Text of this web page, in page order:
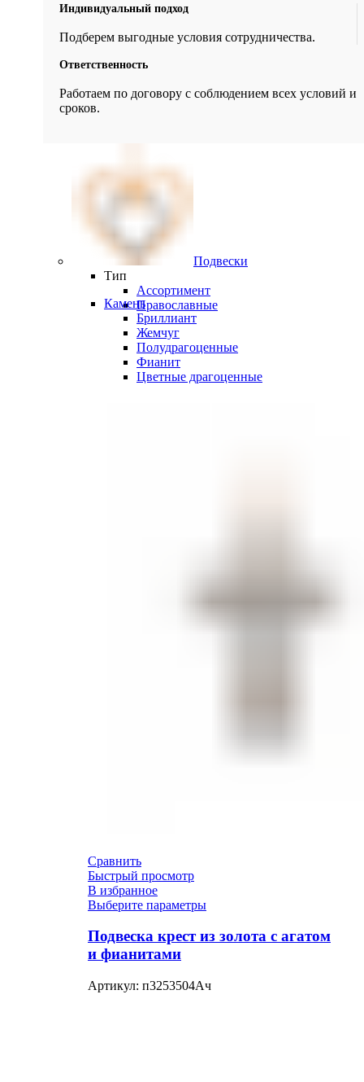
Индивидуальный подход
Подберем выгодные условия сотрудничества.
Ответственность
Работаем по договору с соблюдением всех условий и
сроков.
Подвески
Тип
Ассортимент
Православные
Камень
Бриллиант
Жемчуг
Полудрагоценные
Фианит
Цветные драгоценные
Сравнить
Быстрый просмотр
В избранное
Выберите параметры
Подвеска крест из золота с агатом
и фианитами
Артикул: п3253504Ач